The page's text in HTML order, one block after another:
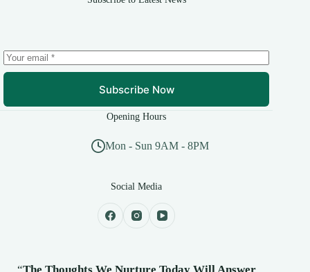
Subscribe Now
Opening Hours
Mon - Sun 9AM - 8PM
Social Media